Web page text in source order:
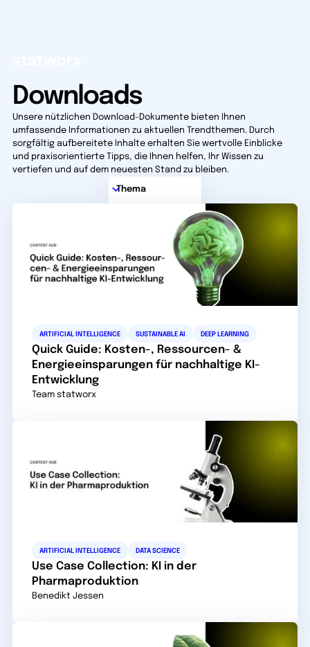
Downloads
Unsere nützlichen Download-Dokumente bieten Ihnen
umfassende Informationen zu aktuellen Trendthemen. Durch
sorgfältig aufbereitete Inhalte erhalten Sie wertvolle Einblicke
und praxisorientierte Tipps, die Ihnen helfen, Ihr Wissen zu
vertiefen und auf dem neuesten Stand zu bleiben.
ARTIFICIAL INTELLIGENCE SUSTAINABLE AI DEEP LEARNING
Quick Guide: Kosten-, Ressourcen- &
Energieeinsparungen für nachhaltige KI-
Entwicklung
Team statworx
ARTIFICIAL INTELLIGENCE DATA SCIENCE
Use Case Collection: KI in der
Pharmaproduktion
Benedikt Jessen